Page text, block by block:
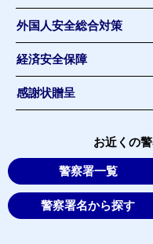
外国人安全総合対策
経済安全保障
感謝状贈呈
お近くの
警察署一覧
警察署名から探す